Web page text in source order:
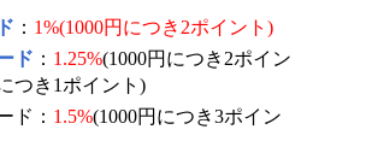
： 1%(1000円につき2ポイント)
ド ： 1.25%(1000円につき2ポイン
つき1ポイント)
ド： 1.5%(1000円につき3ポイン